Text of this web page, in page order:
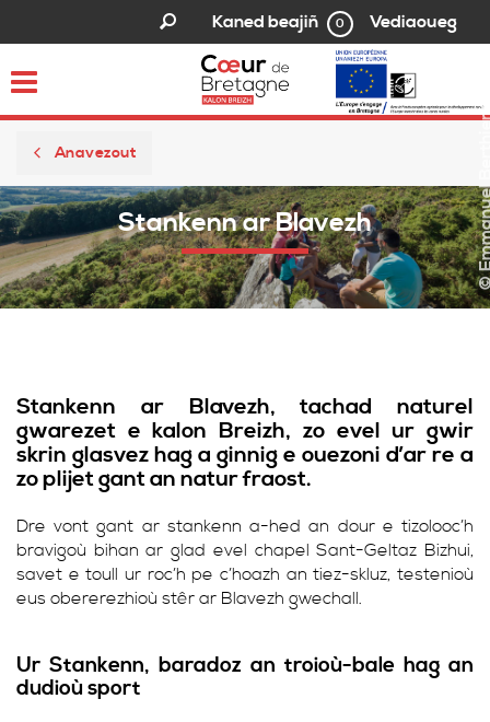
Kaned beajiñ 0 Vediaoueg
Toggle
Anavezout
Stankenn ar Blavezh ©
Stankenn ar Blavezh, tachad naturel
gwarezet e kalon Breizh, zo evel ur gwir
skrin glasvez hag a ginnig e ouezoni d’ar re a
zo plijet gant an natur fraost.
Dre vont gant ar stankenn a-hed an dour e tizolooc’h
bravigoù bihan ar glad evel chapel Sant-Geltaz Bizhui,
savet e toull ur roc’h pe c’hoazh an tiez-skluz, testenioù
eus obererezhioù stêr ar Blavezh gwechall.
Ur Stankenn, baradoz an troioù-bale hag an
dudioù sport